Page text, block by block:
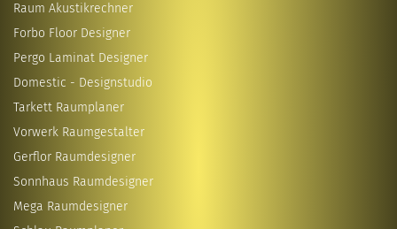
Raum Akustikrechner
Forbo Floor Designer
Pergo Laminat Designer
Domestic - Designstudio
Tarkett Raumplaner
Vorwerk Raumgestalter
Gerflor Raumdesigner
Sonnhaus Raumdesigner
Mega Raumdesigner